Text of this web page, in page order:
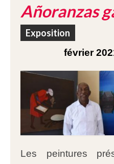
Añoranzas
Exposition
février
Les peintures